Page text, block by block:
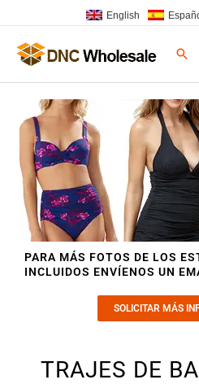
al
contenido
English
PARA MÁS FOTOS DE LOS
INCLUIDOS ENVÍENOS UN
SOLICITAR MÁS
TRAJES DE